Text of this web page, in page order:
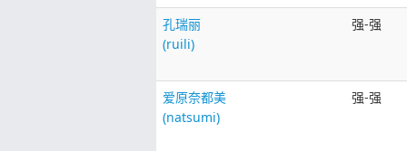
孔瑞丽
(ruili)
强-强
爱原奈都美
(natsumi)
强-强